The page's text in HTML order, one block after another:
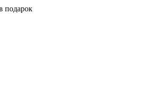
подарок